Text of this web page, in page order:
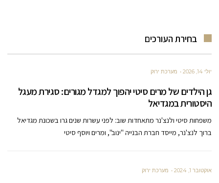
בחירת העורכים
יולי 14, 2026 מערכת ירוק
גן הילדים של מרים סיטי יהפוך למגדל מגורים: סגירת מעגל
היסטורית במגדיאל
משפחות סיטי ולנצ'נר מתאחדות שוב: לפני עשרות שנים גרו בשכונת מגדיאל
ברוך לנצ'נר, מייסד חברת הבנייה "ינוב", ומרים ויוסף סיטי
אוקטובר 1, 2024 מערכת ירוק